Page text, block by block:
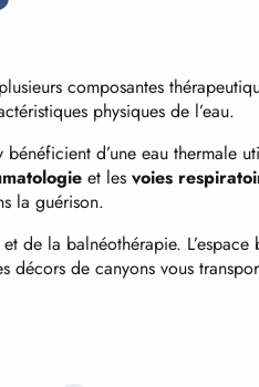
composantes
physiques de l’eau.
d’une eau thermale
et les voies
la guérison.
de la balnéothérapie. L’espace
décors de canyons vous